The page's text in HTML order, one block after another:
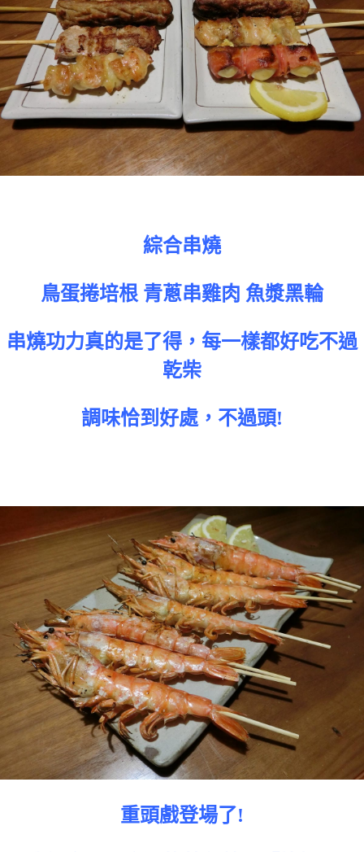
綜合串燒
鳥蛋捲培根 青蔥串雞肉 魚漿黑輪
串燒功力真的是了得，每一樣都好吃不過
乾柴
調味恰到好處，不過頭!
重頭戲登場了!